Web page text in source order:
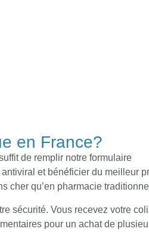
en France?
de remplir notre formulaire
et bénéficier du meilleur
cher qu’en pharmacie
sécurité. Vous recevez votre
pour un achat de